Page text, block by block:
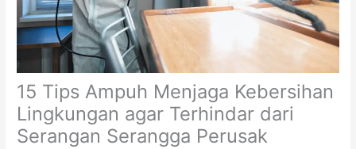
15 Tips Ampuh Menjaga Kebersihan
Lingkungan agar Terhindar dari
Serangan Serangga Perusak